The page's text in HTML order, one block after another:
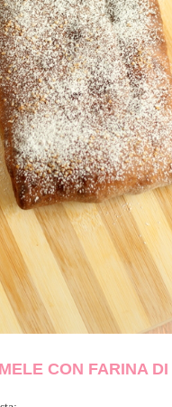
CON FARINA